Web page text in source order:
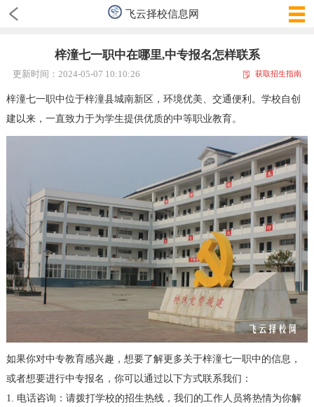
飞云择校信息网
梓潼七一职中在哪里,中专报名怎样联系
更新时间：2024-05-07 10:10:26 获取招生指南
梓潼七一职中位于梓潼县城南新区，环境优美、交通便利。学校自创
建以来，一直致力于为学生提供优质的中等职业教育。
如果你对中专教育感兴趣，想要了解更多关于梓潼七一职中的信息，
或者想要进行中专报名，你可以通过以下方式联系我们：
1. 电话咨询：请拨打学校的招生热线，我们的工作人员将热情为你解